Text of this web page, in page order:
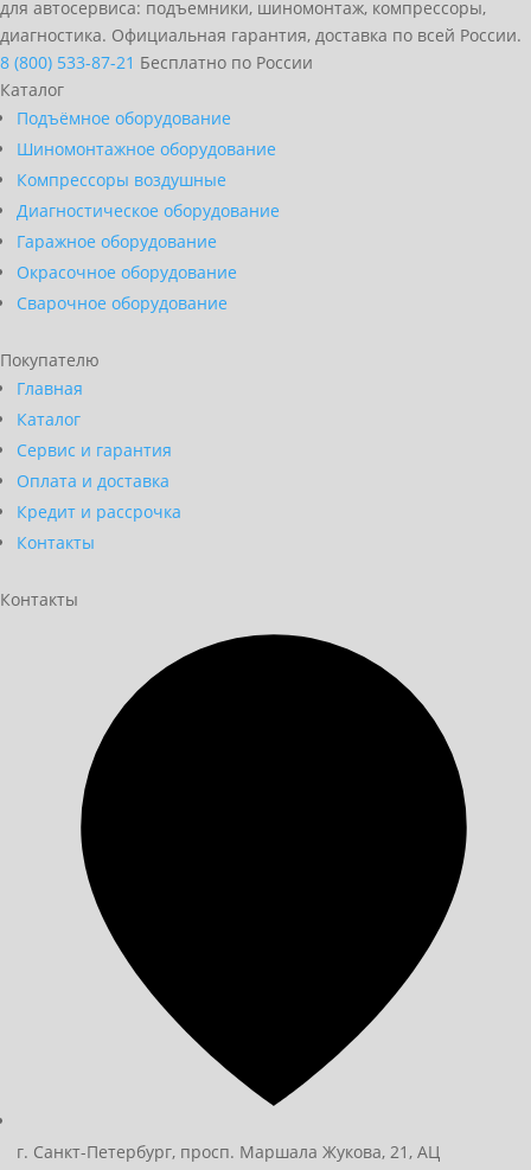
для автосервиса: подъемники, шиномонтаж, компрессоры,
диагностика. Официальная гарантия, доставка по всей России.
8 (800) 533-87-21 Бесплатно по России
Каталог
Подъёмное оборудование
Шиномонтажное оборудование
Компрессоры воздушные
Диагностическое оборудование
Гаражное оборудование
Окрасочное оборудование
Сварочное оборудование
Покупателю
Главная
Каталог
Сервис и гарантия
Оплата и доставка
Кредит и рассрочка
Контакты
Контакты
г. Санкт-Петербург, просп. Маршала Жукова, 21, АЦ